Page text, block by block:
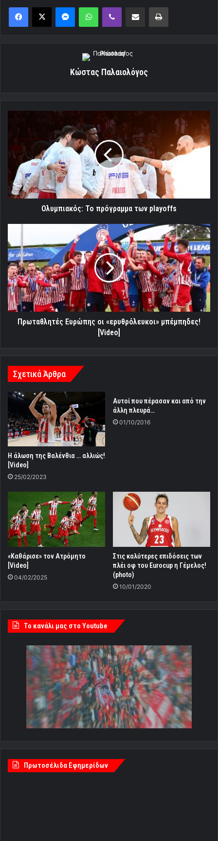
MessengerWhatsAppViber Κοινοποίηση μέσω ηλεκτρονικού ταχυδρομείουΕκτύπωση
Κώστας Παλαιολόγος
playoffs
Ολυμπιακός: Το πρόγραμμα των playoffs
οι
«ερυθρόλευκοι»
μπέμπηδες!
[Video]
Πρωταθλητές Ευρώπης οι «ερυθρόλευκοι» μπέμπηδες!
[Video]
Σχετικά Άρθρα
Η άλωση της Βαλένθια … αλλιώς!
[Video]
25/02/2023
Αυτοί που πέρασαν και από την
άλλη πλευρά…
01/10/2016
«Καθάρισε» τον Ατρόμητο
[Video]
04/02/2025
Στις καλύτερες επιδόσεις των
πλέι οφ του Eurocup η Γέμελος!
(photo)
10/01/2020
Tο κανάλι μας στο Youtube
Πρωτοσέλιδα Εφημερίδων